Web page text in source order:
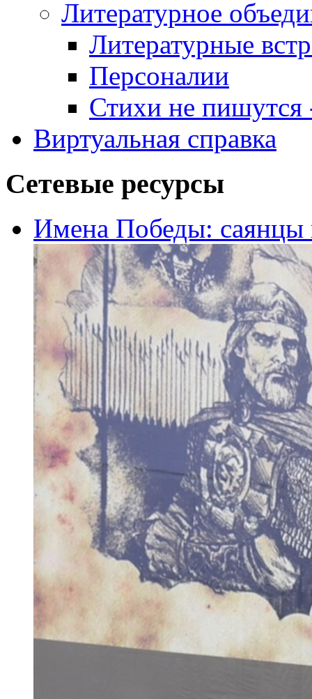
Литературное
Литературные
Персоналии
Стихи не пишутся
Виртуальная справка
Сетевые ресурсы
Имена Победы: саянцы